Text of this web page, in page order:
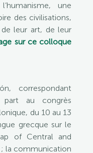
une
des civilisations,
leur art, de leur
sur ce colloque
correspondant
part au congrès
du 10 au 13
grecque sur le
of Central and
la communication